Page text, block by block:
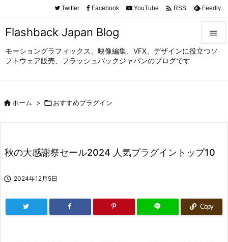
Flashback Japan Blog
モーショングラフィックス、映像編集、VFX、デザインに役立つソ
フトウェア販売、フラッシュバックジャパンのブログです




Twitter Facebook YouTube  RSS Feedly
ホーム > おすすめプラグイン
秋の大感謝祭セール2024 人気プラグイントップ10
 2024年12月5日
Copy